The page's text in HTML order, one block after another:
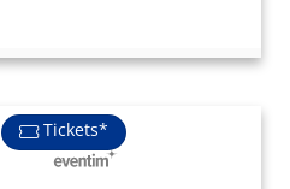
Tickets*